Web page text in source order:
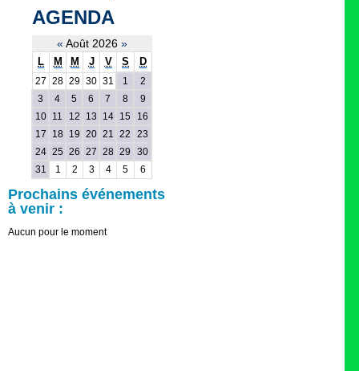
AGENDA
« Août 2026 »
L M M J V S D
27 28 29 30 31 1
2
3
4 5 6 7 8
9
10
11 12 13 14 15
16
17
18 19 20 21 22
23
24 25 26 27 28 29
30
31
1 2 3 4 5 6
Prochains événements
à venir :
Aucun pour le moment